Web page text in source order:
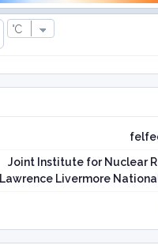
Joint Institute for Nuclear
Lawrence Livermore